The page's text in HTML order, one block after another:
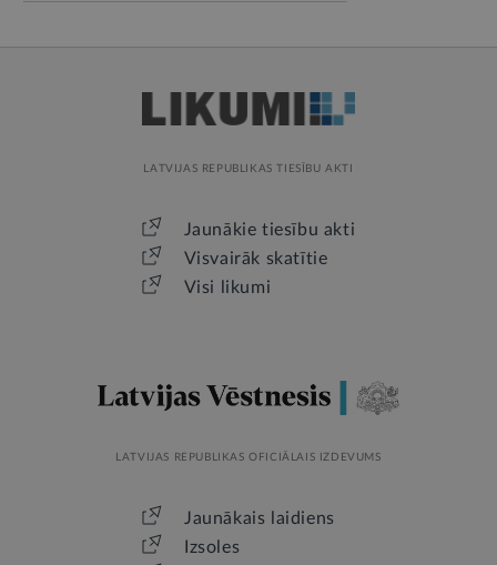
LATVIJAS REPUBLIKAS TIESĪBU AKTI
Jaunākie tiesību akti
Visvairāk skatītie
Visi likumi
LATVIJAS REPUBLIKAS OFICIĀLAIS IZDEVUMS
Jaunākais laidiens
Izsoles